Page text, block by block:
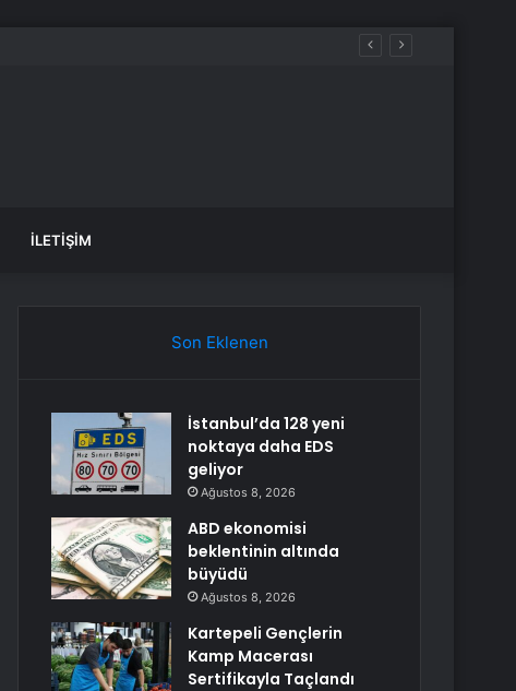
İLETIŞIM
Son Eklenen
İstanbul’da 128 yeni
noktaya daha EDS
geliyor
Ağustos 8, 2026
ABD ekonomisi
beklentinin altında
büyüdü
Ağustos 8, 2026
Kartepeli Gençlerin
Kamp Macerası
Sertifikayla Taçlandı